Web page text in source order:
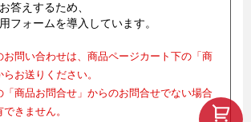
答えするため、
フォームを導入しています。
問い合わせは、商品ページカート下の「商
お送りください。
「商品お問合せ」からのお問合せでない場合
きません。